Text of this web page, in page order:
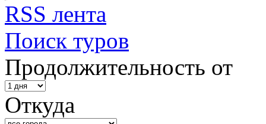
RSS лента
Поиск туров
Продолжительность от
Откуда